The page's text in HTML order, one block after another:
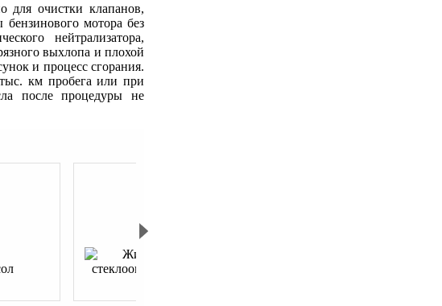
для очистки клапанов,
мотора без
нейтрализатора,
выхлопа и плохой
и процесс сгорания.
км пробега или при
после процедуры не